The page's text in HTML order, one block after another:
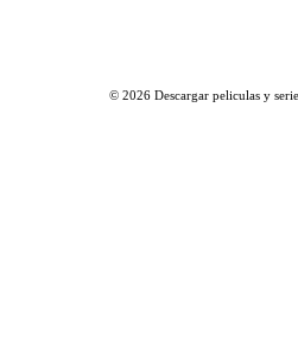
© 2026 Descargar peliculas y